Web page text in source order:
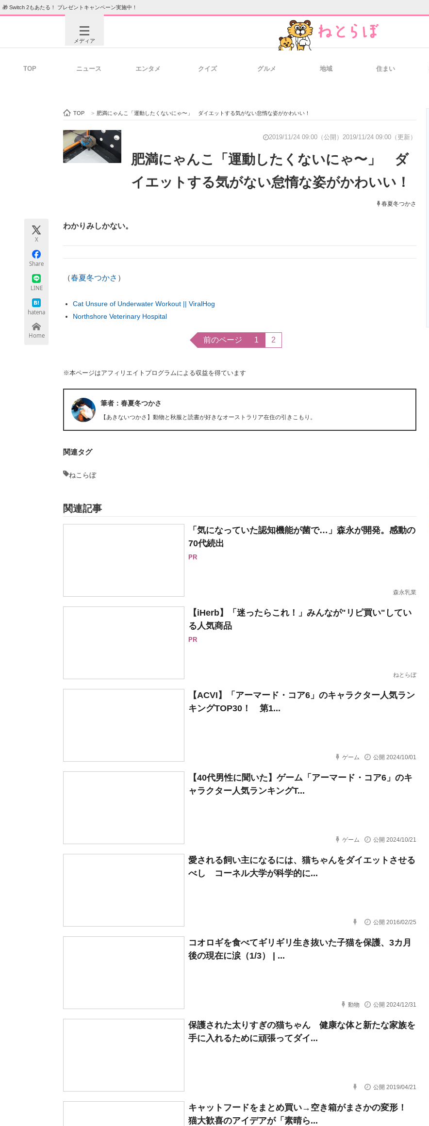
🎁 Switch 2もあたる！ プレゼントキャンペーン実施中！
メディア
ビジネスと働き方のヒント 経営リーダ
ITエンジニア向け専門サイト 企業向けIT製品の総合サイト IT製品の技術・比較・事例 製造業のIT
モノづくり技術者専門サイト エネルギー
TOP ニュース エンタメ クイズ グルメ 地域 住まい
TOP > 肥満にゃんこ「運動したくないにゃ〜」 ダイエットする気がない怠惰な姿がかわいい！
2019/11/24 09:00（公開） 2019/11/24 09:00（更新）
肥満にゃんこ「運動したくないにゃ〜」 ダ
イエットする気がない怠惰な姿がかわいい！
春夏冬つかさ
X
Share
LINE
hatena
Home
わかりみしかない。
（春夏冬つかさ ）
Cat Unsure of Underwater Workout || ViralHog
Northshore Veterinary Hospital
前のページ 1 2
※本ページはアフィリエイトプログラムによる収益を得ています
筆者：春夏冬つかさ
【あきないつかさ】動物と秋服と読書が好きなオーストラリア在住の引きこもり。
関連タグ
ねこらぼ
関連記事
「気になっていた認知機能が菌で…」森永が開発。感動の
70代続出
PR
森永乳業
【iHerb】「迷ったらこれ！」みんなが"リピ買い"してい
る人気商品
PR
ねとらぼ
【ACVI】「アーマード・コア6」のキャラクター人気ラン
キングTOP30！ 第1...
ゲーム 公開 2024/10/01
【40代男性に聞いた】ゲーム「アーマード・コア6」のキ
ャラクター人気ランキングT...
ゲーム 公開 2024/10/21
愛される飼い主になるには、猫ちゃんをダイエットさせる
べし コーネル大学が科学的に...
公開 2016/02/25
コオロギを食べてギリギリ生き抜いた子猫を保護、3カ月
後の現在に涙（1/3） | ...
動物 公開 2024/12/31
保護された太りすぎの猫ちゃん 健康な体と新たな家族を
手に入れるために頑張ってダイ...
公開 2019/04/21
キャットフードをまとめ買い→空き箱がまさかの変形！
猫大歓喜のアイデアが「素晴ら...